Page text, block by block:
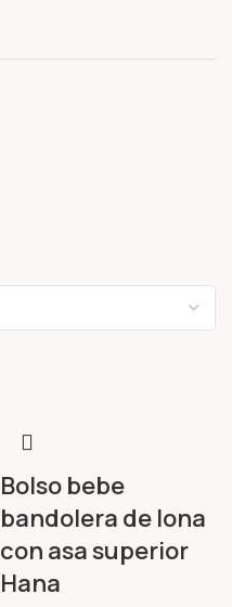
Bolso bebe
bandolera de lona
con asa superior
Hana